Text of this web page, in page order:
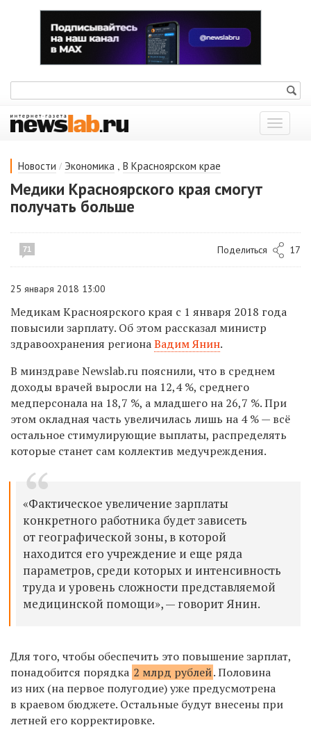
Показать
меню
Новости / Экономика , В Красноярском крае
Медики Красноярского края смогут
получать больше
71 Поделиться 17
25 января 2018 13:00
Медикам Красноярского края с 1 января 2018 года
повысили зарплату. Об этом рассказал министр
здравоохранения регионаВадим Янин.
В минздравеNewslab.ru пояснили, что в среднем
доходы врачей выросли на 12,4 %, среднего
медперсонала на 18,7 %, а младшего на 26,7 %.При
этом окладная часть увеличилась лишь на 4 % — всё
остальное стимулирующие выплаты, распределять
которые станет сам коллектив медучреждения.
«Фактическое увеличение зарплаты
конкретного работника будет зависеть
от географической зоны, в которой
находится его учреждение и еще ряда
параметров, среди которых и интенсивность
труда и уровень сложности представляемой
медицинской помощи»,— говорит Янин.
Для того, чтобы обеспечить это повышение зарплат,
понадобится порядка 2 млрд рублей. Половина
из них (на первое полугодие) уже предусмотрена
в краевом бюджете. Остальные будут внесены при
летней его корректировке.